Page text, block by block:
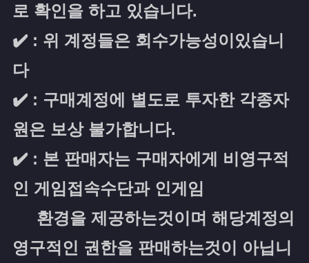
로 확인을 하고 있습니다.
✔️ : 위 계정들은 회수가능성이있습니
다
✔️ : 구매계정에 별도로 투자한 각종자
원은 보상 불가합니다.
✔️ : 본 판매자는 구매자에게 비영구적
인 게임접속수단과 인게임
환경을 제공하는것이며 해당계정의
영구적인 권한을 판매하는것이 아닙니